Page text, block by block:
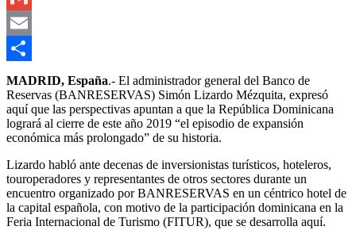
Gmail
Email
Compartir
MADRID, España.- El administrador general del Banco de
Reservas (BANRESERVAS) Simón Lizardo Mézquita, expresó
aquí que las perspectivas apuntan a que la República Dominicana
logrará al cierre de este año 2019 “el episodio de expansión
económica más prolongado” de su historia.
Lizardo habló ante decenas de inversionistas turísticos, hoteleros,
touroperadores y representantes de otros sectores durante un
encuentro organizado por BANRESERVAS en un céntrico hotel de
la capital española, con motivo de la participación dominicana en la
Feria Internacional de Turismo (FITUR), que se desarrolla aquí.